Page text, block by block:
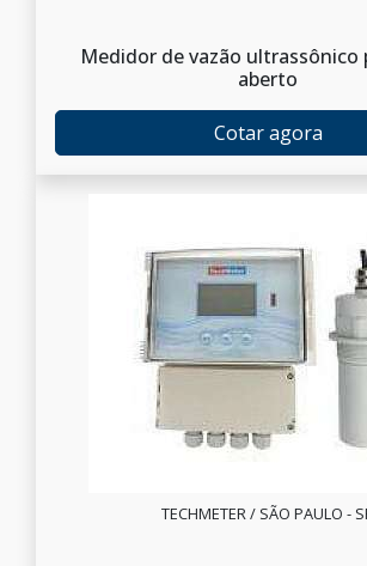
Medidor de vazão ultrassônico
aberto
Cotar agora
TECHMETER / SÃO PAULO -